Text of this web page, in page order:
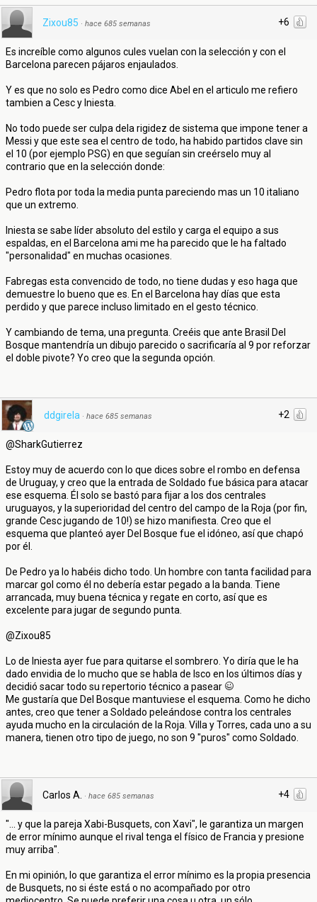
+6
Zixou85 · hace 685 semanas
Es increíble como algunos cules vuelan con la selección y con el
Barcelona parecen pájaros enjaulados.
Y es que no solo es Pedro como dice Abel en el articulo me refiero
tambien a Cesc y Iniesta.
No todo puede ser culpa dela rigidez de sistema que impone tener a
Messi y que este sea el centro de todo, ha habido partidos clave sin
el 10 (por ejemplo PSG) en que seguían sin creérselo muy al
contrario que en la selección donde:
Pedro flota por toda la media punta pareciendo mas un 10 italiano
que un extremo.
Iniesta se sabe líder absoluto del estilo y carga el equipo a sus
espaldas, en el Barcelona ami me ha parecido que le ha faltado
"personalidad" en muchas ocasiones.
Fabregas esta convencido de todo, no tiene dudas y eso haga que
demuestre lo bueno que es. En el Barcelona hay días que esta
perdido y que parece incluso limitado en el gesto técnico.
Y cambiando de tema, una pregunta. Creéis que ante Brasil Del
Bosque mantendría un dibujo parecido o sacrificaría al 9 por reforzar
el doble pivote? Yo creo que la segunda opción.
+2
ddgirela · hace 685 semanas
@SharkGutierrez
Estoy muy de acuerdo con lo que dices sobre el rombo en defensa
de Uruguay, y creo que la entrada de Soldado fue básica para atacar
ese esquema. Él solo se bastó para fijar a los dos centrales
uruguayos, y la superioridad del centro del campo de la Roja (por fin,
grande Cesc jugando de 10!) se hizo manifiesta. Creo que el
esquema que planteó ayer Del Bosque fue el idóneo, así que chapó
por él.
De Pedro ya lo habéis dicho todo. Un hombre con tanta facilidad para
marcar gol como él no debería estar pegado a la banda. Tiene
arrancada, muy buena técnica y regate en corto, así que es
excelente para jugar de segundo punta.
@Zixou85
Lo de Iniesta ayer fue para quitarse el sombrero. Yo diría que le ha
dado envidia de lo mucho que se habla de Isco en los últimos días y
decidió sacar todo su repertorio técnico a pasear
Me gustaría que Del Bosque mantuviese el esquema. Como he dicho
antes, creo que tener a Soldado peleándose contra los centrales
ayuda mucho en la circulación de la Roja. Villa y Torres, cada uno a su
manera, tienen otro tipo de juego, no son 9 "puros" como Soldado.
+4
Carlos A. · hace 685 semanas
"... y que la pareja Xabi-Busquets, con Xavi", le garantiza un margen
de error mínimo aunque el rival tenga el físico de Francia y presione
muy arriba".
En mi opinión, lo que garantiza el error mínimo es la propia presencia
de Busquets, no si éste está o no acompañado por otro